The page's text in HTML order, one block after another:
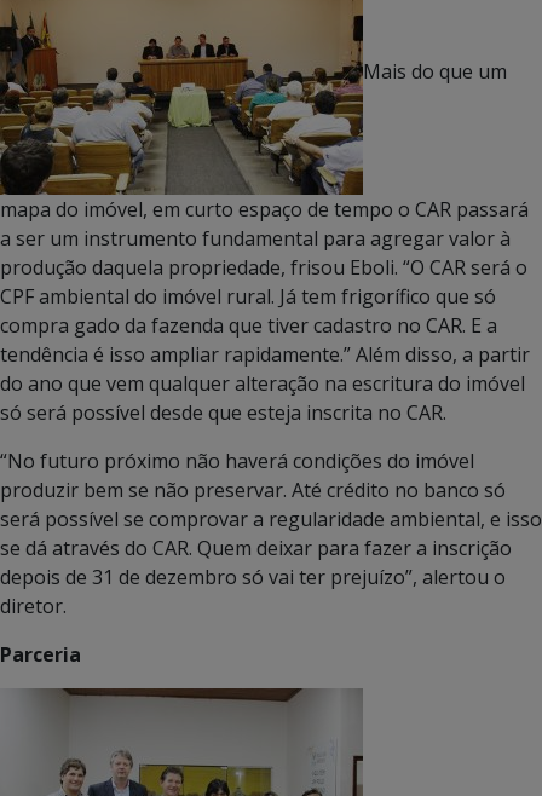
Mais do que um
mapa do imóvel, em curto espaço de tempo o CAR passará
a ser um instrumento fundamental para agregar valor à
produção daquela propriedade, frisou Eboli. “O CAR será o
CPF ambiental do imóvel rural. Já tem frigorífico que só
compra gado da fazenda que tiver cadastro no CAR. E a
tendência é isso ampliar rapidamente.” Além disso, a partir
do ano que vem qualquer alteração na escritura do imóvel
só será possível desde que esteja inscrita no CAR.
“No futuro próximo não haverá condições do imóvel
produzir bem se não preservar. Até crédito no banco só
será possível se comprovar a regularidade ambiental, e isso
se dá através do CAR. Quem deixar para fazer a inscrição
depois de 31 de dezembro só vai ter prejuízo”, alertou o
diretor.
Parceria